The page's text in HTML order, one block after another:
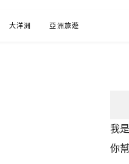
大洋洲 亞洲旅遊
我
你